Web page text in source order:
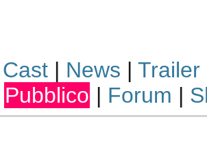
Cast| News | Trailer
Pubblico | Forum |